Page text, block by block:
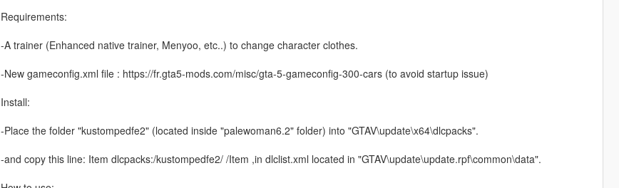
Requirements:
-A trainer (Enhanced native trainer, Menyoo, etc..) to change character clothes.
-New gameconfig.xml file : https://fr.gta5-mods.com/misc/gta-5-gameconfig-300-cars (to avoid startup issue)
Install:
-Place the folder "kustompedfe2" (located inside "palewoman6.2" folder) into "GTAV\update\x64\dlcpacks".
-and copy this line: Item dlcpacks:/kustompedfe2/ /Item ,in dlclist.xml located in "GTAV\update\update.rpf\common\data".